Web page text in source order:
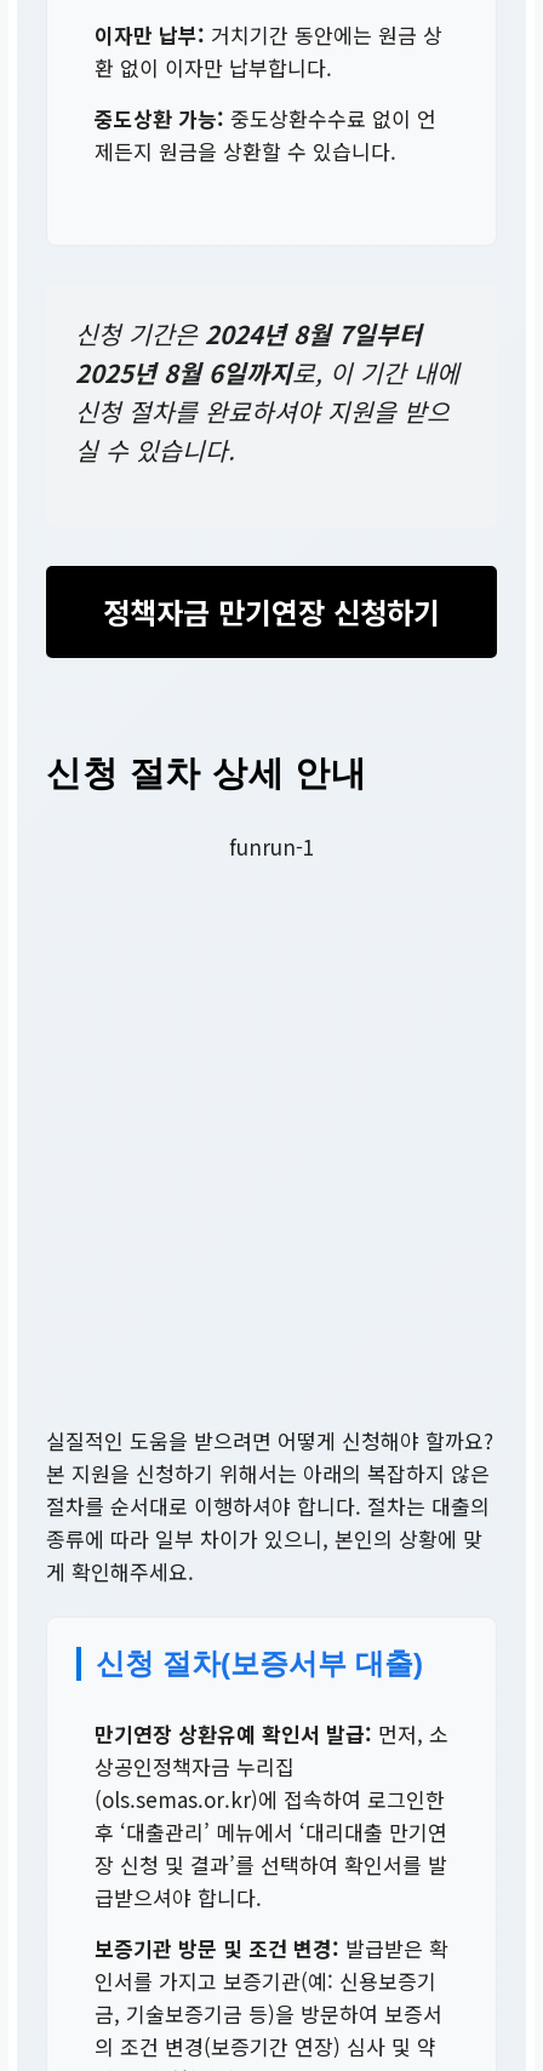
이자만 납부: 거치기간 동안에는 원금 상
환 없이 이자만 납부합니다.
중도상환 가능: 중도상환수수료 없이 언
제든지 원금을 상환할 수 있습니다.
신청 기간은 2024년 8월 7일부터
2025년 8월 6일까지로, 이 기간 내에
신청 절차를 완료하셔야 지원을 받으
실 수 있습니다.
정책자금 만기연장 신청하기
신청 절차 상세 안내
funrun-1
실질적인 도움을 받으려면 어떻게 신청해야 할까요?
본 지원을 신청하기 위해서는 아래의 복잡하지 않은
절차를 순서대로 이행하셔야 합니다. 절차는 대출의
종류에 따라 일부 차이가 있으니, 본인의 상황에 맞
게 확인해주세요.
신청 절차(보증서부 대출)
만기연장 상환유예 확인서 발급: 먼저, 소
상공인정책자금 누리집
(ols.semas.or.kr)에 접속하여 로그인한
후 ‘대출관리’ 메뉴에서 ‘대리대출 만기연
장 신청 및 결과’를 선택하여 확인서를 발
급받으셔야 합니다.
보증기관 방문 및 조건 변경: 발급받은 확
인서를 가지고 보증기관(예: 신용보증기
금, 기술보증기금 등)을 방문하여 보증서
의 조건 변경(보증기간 연장) 심사 및 약